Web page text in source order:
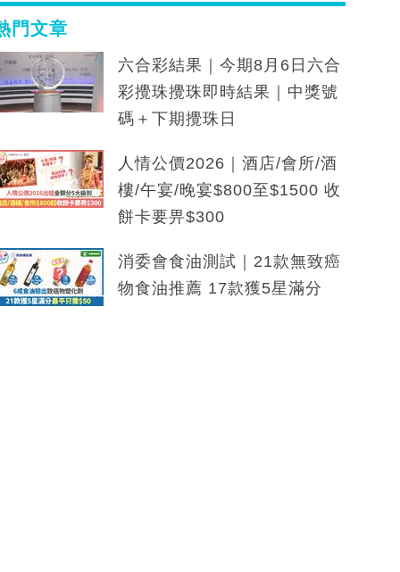
門文章
六合彩結果｜今期8月6日六合
彩攪珠攪珠即時結果｜中獎號
碼＋下期攪珠日
人情公價2026｜酒店/會所/酒
樓/午宴/晚宴$800至$1500 收
餅卡要畀$300
消委會食油測試｜21款無致癌
物食油推薦 17款獲5星滿分